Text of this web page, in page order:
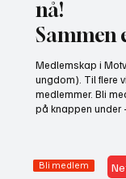
presse
nå!
Sammen
Medlemskap i
ungdom). Til flere
medlemmer. Bli
på knappen under
Bli medlem